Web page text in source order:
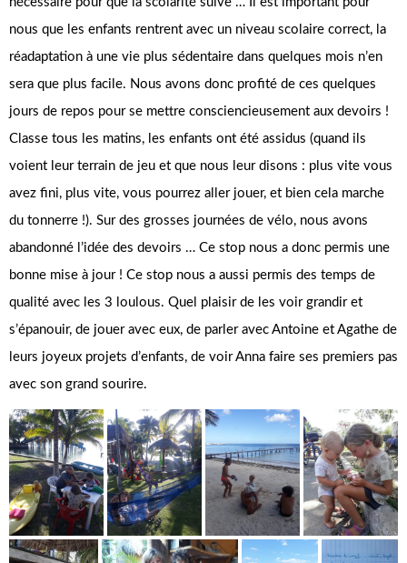
nous que les enfants rentrent avec un niveau scolaire correct, la
réadaptation à une vie plus sédentaire dans quelques mois n’en
sera que plus facile. Nous avons donc profité de ces quelques
jours de repos pour se mettre consciencieusement aux devoirs !
Classe tous les matins, les enfants ont été assidus (quand ils
voient leur terrain de jeu et que nous leur disons : plus vite vous
avez fini, plus vite, vous pourrez aller jouer, et bien cela marche
du tonnerre !). Sur des grosses journées de vélo, nous avons
abandonné l’idée des devoirs … Ce stop nous a donc permis une
bonne mise à jour ! Ce stop nous a aussi permis des temps de
qualité avec les 3 loulous. Quel plaisir de les voir grandir et
s’épanouir, de jouer avec eux, de parler avec Antoine et Agathe de
leurs joyeux projets d’enfants, de voir Anna faire ses premiers pas
avec son grand sourire.